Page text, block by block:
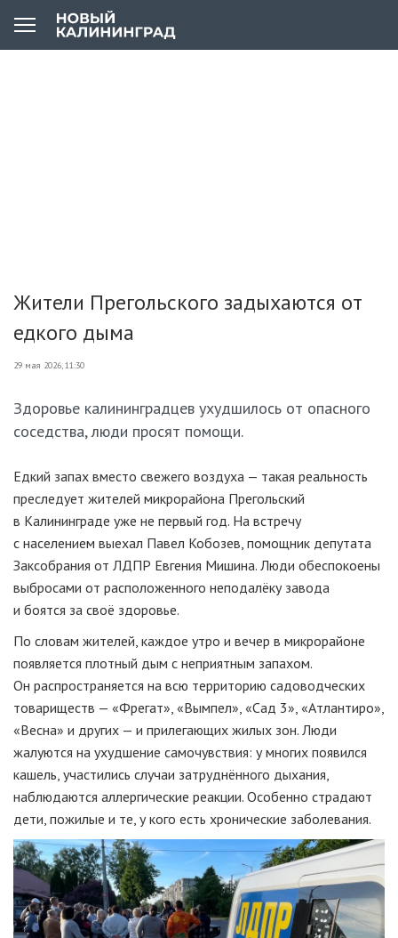
Жители Прегольского задыхаются от
едкого дыма
29 мая 2026, 11:30
Здоровье калининградцев ухудшилось от опасного
соседства, люди просят помощи.
Едкий запах вместо свежего воздуха — такая реальность
преследует жителей микрорайона Прегольский
в Калининграде уже не первый год. На встречу
с населением выехал Павел Кобозев, помощник депутата
Заксобрания от ЛДПР Евгения Мишина. Люди обеспокоены
выбросами от расположенного неподалёку завода
и боятся за своё здоровье.
По словам жителей, каждое утро и вечер в микрорайоне
появляется плотный дым с неприятным запахом.
Он распространяется на всю территорию садоводческих
товариществ — «Фрегат», «Вымпел», «Сад 3», «Атлантиро»,
«Весна» и других — и прилегающих жилых зон. Люди
жалуются на ухудшение самочувствия: у многих появился
кашель, участились случаи затруднённого дыхания,
наблюдаются аллергические реакции. Особенно страдают
дети, пожилые и те, у кого есть хронические заболевания.